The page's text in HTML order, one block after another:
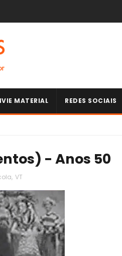
MATERIAL REDES SOCIAIS
- Anos 50
, VT